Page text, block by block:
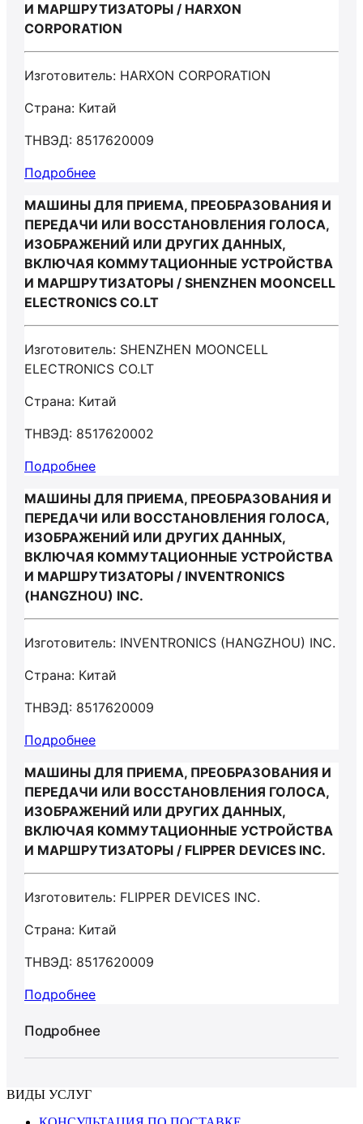
И МАРШРУТИЗАТОРЫ / HARXON
CORPORATION
Изготовитель: HARXON CORPORATION
Страна: Китай
ТНВЭД: 8517620009
Подробнее
МАШИНЫ ДЛЯ ПРИЕМА, ПРЕОБРАЗОВАНИЯ И
ПЕРЕДАЧИ ИЛИ ВОССТАНОВЛЕНИЯ ГОЛОСА,
ИЗОБРАЖЕНИЙ ИЛИ ДРУГИХ ДАННЫХ,
ВКЛЮЧАЯ КОММУТАЦИОННЫЕ УСТРОЙСТВА
И МАРШРУТИЗАТОРЫ / SHENZHEN MOONCELL
ELECTRONICS CO.LT
Изготовитель: SHENZHEN MOONCELL
ELECTRONICS CO.LT
Страна: Китай
ТНВЭД: 8517620002
Подробнее
МАШИНЫ ДЛЯ ПРИЕМА, ПРЕОБРАЗОВАНИЯ И
ПЕРЕДАЧИ ИЛИ ВОССТАНОВЛЕНИЯ ГОЛОСА,
ИЗОБРАЖЕНИЙ ИЛИ ДРУГИХ ДАННЫХ,
ВКЛЮЧАЯ КОММУТАЦИОННЫЕ УСТРОЙСТВА
И МАРШРУТИЗАТОРЫ / INVENTRONICS
(HANGZHOU) INC.
Изготовитель: INVENTRONICS (HANGZHOU) INC.
Страна: Китай
ТНВЭД: 8517620009
Подробнее
МАШИНЫ ДЛЯ ПРИЕМА, ПРЕОБРАЗОВАНИЯ И
ПЕРЕДАЧИ ИЛИ ВОССТАНОВЛЕНИЯ ГОЛОСА,
ИЗОБРАЖЕНИЙ ИЛИ ДРУГИХ ДАННЫХ,
ВКЛЮЧАЯ КОММУТАЦИОННЫЕ УСТРОЙСТВА
И МАРШРУТИЗАТОРЫ / FLIPPER DEVICES INC.
Изготовитель: FLIPPER DEVICES INC.
Страна: Китай
ТНВЭД: 8517620009
Подробнее
Подробнее
ВИДЫ УСЛУГ